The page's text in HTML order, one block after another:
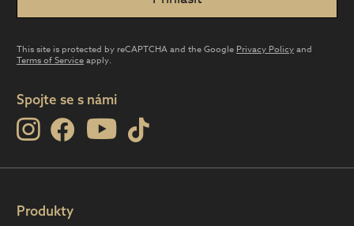
This site is protected by reCAPTCHA and the Google Privacy Policyand
Terms of Serviceapply.
Spojte se s námi
Produkty